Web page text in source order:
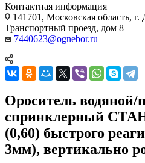
Контактная информация
141701, Московская область,
Транспортный проезд, дом 8
7440623@ognebor.ru
Ороситель
спринклерный
(0,60) быстрого
3мм), вертикально